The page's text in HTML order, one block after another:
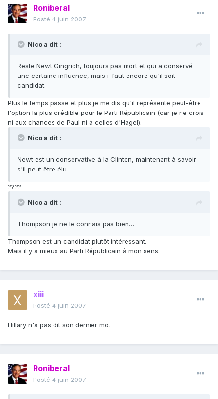
Roniberal
Posté 4 juin 2007
Nico a dit :
Reste Newt Gingrich, toujours pas mort et qui a conservé
une certaine influence, mais il faut encore qu'il soit
candidat.
Plus le temps passe et plus je me dis qu'il représente peut-être
l'option la plus crédible pour le Parti Républicain (car je ne crois
ni aux chances de Paul ni à celles d'Hagel).
Nico a dit :
Newt est un conservative à la Clinton, maintenant à savoir
s'il peut être élu…
????
Nico a dit :
Thompson je ne le connais pas bien…
Thompson est un candidat plutôt intéressant.
Mais il y a mieux au Parti Républicain à mon sens.
xiii
Posté 4 juin 2007
Hillary n'a pas dit son dernier mot
Roniberal
Posté 4 juin 2007